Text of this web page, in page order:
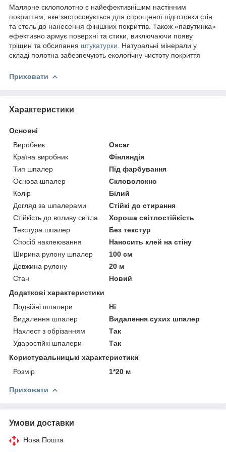
Малярне склополотно є найефективнішим настінним
покриттям, яке застосовується для спрощеної підготовки стін
та стель до нанесення фінішних покриттів. Також «павутинка»
ефективно армує поверхні та стики, виключаючи появу
тріщин та обсипання штукатурки . Натуральні мінерали у
складі полотна забезпечують екологічну чистоту покриття
Приховати
Характеристики
Основні
Виробник
Oscar
Країна виробник
Фінляндія
Тип шпалер
Під фарбування
Основа шпалер
Скловолокно
Колір
Білий
Догляд за шпалерами
Стійкі до стирання
Стійкість до впливу світла
Хороша світлостійкість
Текстура шпалер
Без текстур
Спосіб наклеювання
Наносить клей на стіну
Ширина рулону шпалер
100 см
Довжина рулону
20 м
Стан
Новий
Додаткові характеристики
Подвійні шпалери
Ні
Видалення шпалер
Видалення сухих шпалер
Нахлест з обрізанням
Так
Ударостійкі шпалери
Так
Користувальницькі характеристики
Розмір
1*20 м
Приховати
Умови доставки
Нова Пошта